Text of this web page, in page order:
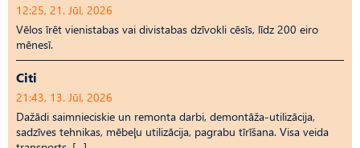
12:25, 21. Jūl, 2026
Vēlos īrēt vienistabas vai divistabas dzīvokli cēsīs, līdz 200 eiro
mēnesī.
Citi
21:43, 13. Jūl, 2026
Dažādi saimnieciskie un remonta darbi, demontāža-utilizācija,
sadzīves tehnikas, mēbeļu utilizācija, pagrabu tīrīšana. Visa veida